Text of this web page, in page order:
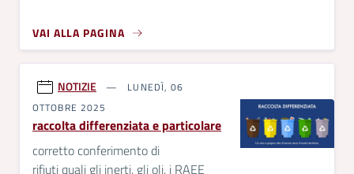
VAI ALLA PAGINA
NOTIZIE
LUNEDÌ, 06
OTTOBRE 2025
raccolta differenziata e particolare
corretto conferimento di
rifiuti quali gli inerti, gli oli, i RAEE